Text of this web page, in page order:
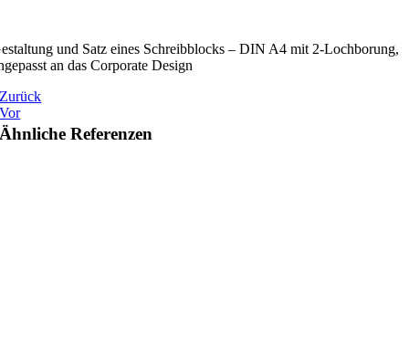
und Satz eines Schreibblocks – DIN A4 mit 2-Lochborung,
an das Corporate Design
Zurück
Vor
Ähnliche Referenzen